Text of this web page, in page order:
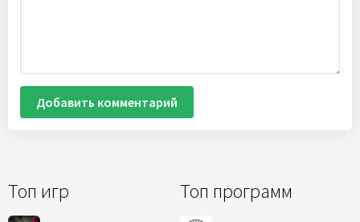
Топ игр Топ программ
Добавить комментарий